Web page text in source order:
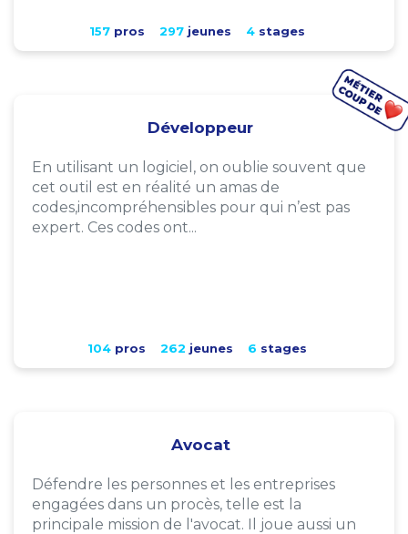
157pros 297jeunes 4stages
Développeur
En utilisant un logiciel, on oublie souvent que
cet outil est en réalité un amas de
codes,incompréhensibles pour qui n’est pas
expert. Ces codes ont...
104pros 262 jeunes 6 stages
Avocat
Défendre les personnes et les entreprises
engagées dans un procès, telle est la
principale mission de l'avocat. Il joue aussi un